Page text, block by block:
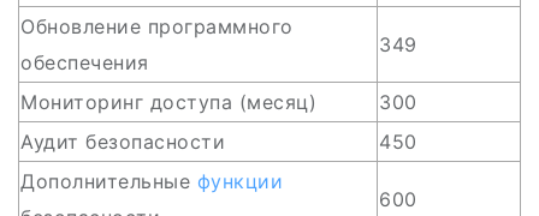
Обновление программного
обеспечения
349
Мониторинг доступа (месяц)
300
Аудит безопасности
450
Дополнительные функции
600